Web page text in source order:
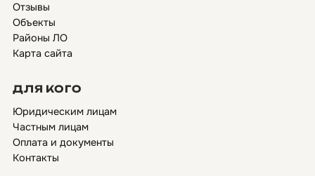
Отзывы
Объекты
Районы ЛО
Карта сайта
ДЛЯ КОГО
Юридическим лицам
Частным лицам
Оплата и документы
Контакты